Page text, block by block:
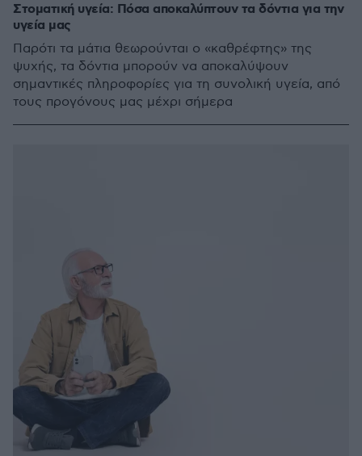
Στοματική υγεία: Πόσα αποκαλύπτουν τα δόντια για την
υγεία μας
Παρότι τα μάτια θεωρούνται ο «καθρέφτης» της
ψυχής, τα δόντια μπορούν να αποκαλύψουν
σημαντικές πληροφορίες για τη συνολική υγεία, από
τους προγόνους μας μέχρι σήμερα